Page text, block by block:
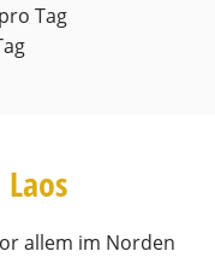
Tag
allem im Norden